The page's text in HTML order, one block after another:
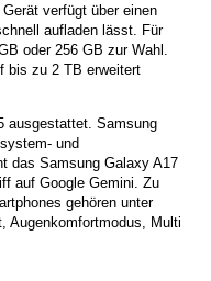
verfügt über einen
aufladen lässt. Für
oder 256 GB zur Wahl.
bis zu 2 TB erweitert
ausgestattet. Samsung
und
das Samsung Galaxy A17
auf Google Gemini. Zu
gehören unter
Augenkomfortmodus, Multi